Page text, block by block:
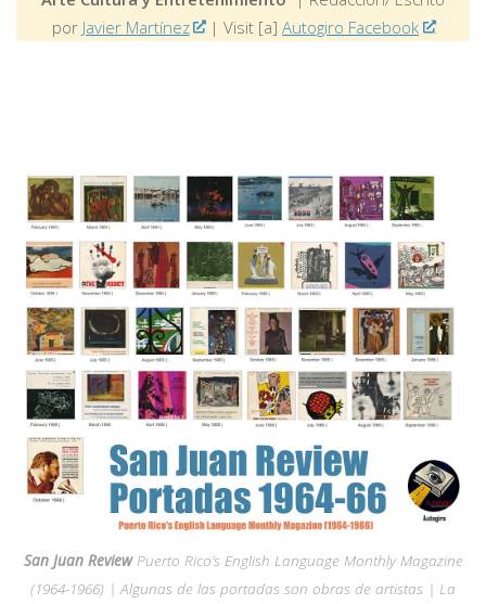
por Javier Martínez | Visit [a] Autogiro Facebook
San Juan ReviewPuerto Rico’s English Language Monthly Magazine
(1964-1966) | Algunas de las portadas son obras de artistas | La